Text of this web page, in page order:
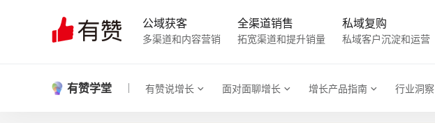
公域获客
多渠道和内容营销
全渠道销售
拓宽渠道和提升销量
私域复购
私域客户沉淀和运营
有赞学堂 有赞说增长 面对面聊增长 增长产品指南 行业洞察